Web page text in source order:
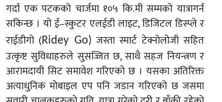
गर्दा एक पटकको चार्जमा १०५ कि.मी सम्मको यात्रागर्न
सकिन्छ । यो ई–स्कुटर एलईडी लाइट, डिजिटल डिस्प्ले र
राईडीगो (Ridey Go) जस्ता स्मार्ट टेक्नोलोजी सहित
उत्कृष्ट सुविधाहरुले सुसज्जित छ, साथै सहज नियन्त्रण र
आरामदायी सिट समावेश गरिएको छ । यसका अतिरिक्त
अत्याधुनिक मोबाइल एप पनि जडान गरिएको छ जसमा